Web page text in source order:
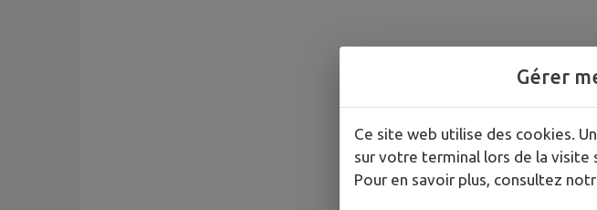
Gérer
Ce site web utilise des cookies.
sur votre terminal lors de la visite
Pour en savoir plus, consultez